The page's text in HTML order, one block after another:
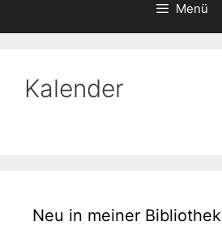
Menü
Kalender
Neu in meiner Bibliothek